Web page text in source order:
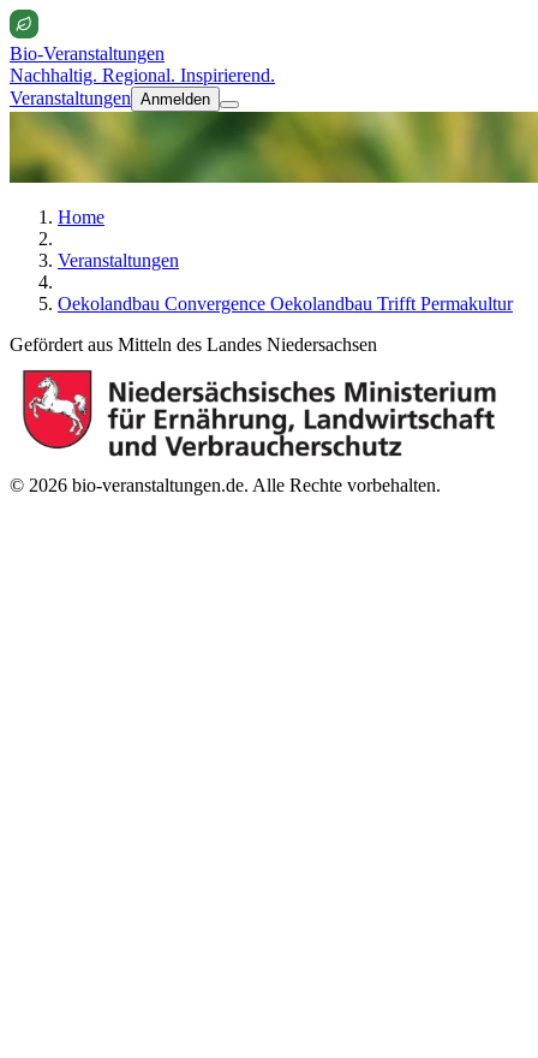
Bio-Veranstaltungen
Nachhaltig. Regional. Inspirierend.
Veranstaltungen Anmelden
Home
Veranstaltungen
Oekolandbau Convergence Oekolandbau Trifft Permakultur
Gefördert aus Mitteln des Landes Niedersachsen
© 2026 bio-veranstaltungen.de. Alle Rechte vorbehalten.